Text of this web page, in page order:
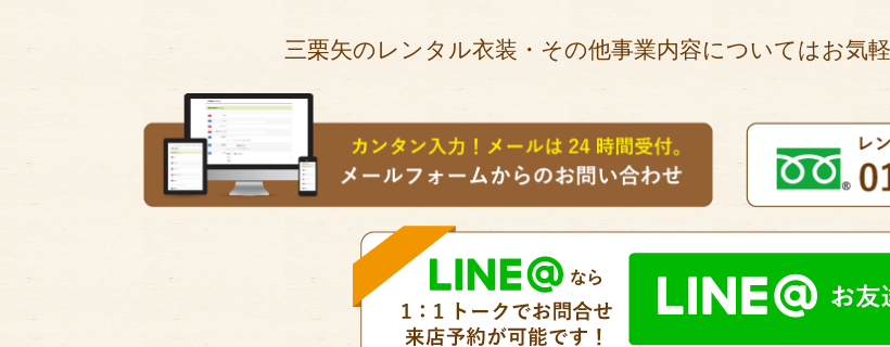
三栗矢のレンタル衣装・その他事業内容についてはお気